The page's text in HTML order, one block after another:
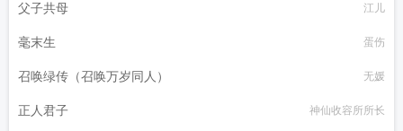
父子共母 江儿
毫末生 蛋伤
召唤绿传（召唤万岁同人） 无媛
正人君子 神仙收容所所长